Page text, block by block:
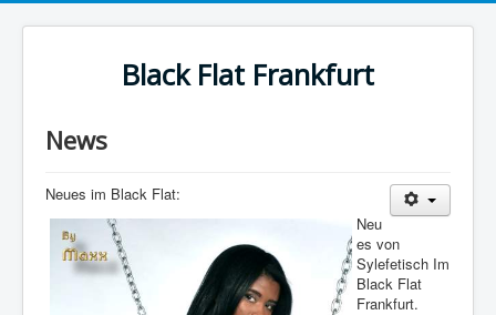
Black Flat Frankfurt
News
Neues im Black Flat:
Neu
es von
Sylefetisch Im
Black Flat
Frankfurt.